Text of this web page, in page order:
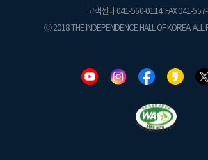
고객센터 041-560-0114. FAX 041-
ⓒ 2018 THE INDEPENDENCE HALL OF KOREA. ALL